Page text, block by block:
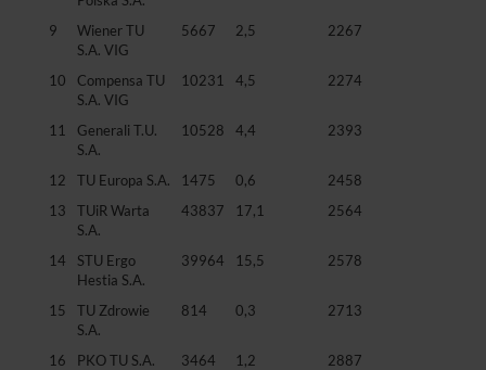
9
Wiener TU
S.A. VIG
5667 2,5 2267
10
Compensa TU
S.A. VIG
10231 4,5 2274
11
Generali T.U.
S.A.
10528 4,4 2393
12 TU Europa S.A. 1475 0,6
2458
13
TUiR Warta
S.A.
43837 17,1 2564
14
STU Ergo
Hestia S.A.
39964 15,5 2578
15
TU Zdrowie
S.A.
814 0,3 2713
16 PKO TU S.A. 3464 1,2
2887